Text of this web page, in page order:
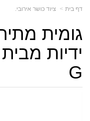
דף בית ציוד כושר אירובי.
גומית
G